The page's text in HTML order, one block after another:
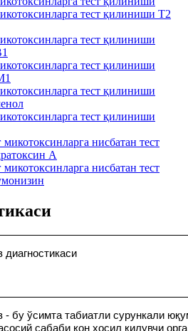
тест қилиниши T2
тест қилиниши
тест қилиниши
тест қилиниши
тест қилиниши
нисбатан тест
А
нисбатан тест
диагностикаси
- бу ўсимта табиатли сурункали
сабаби қон ҳосил қилувчи